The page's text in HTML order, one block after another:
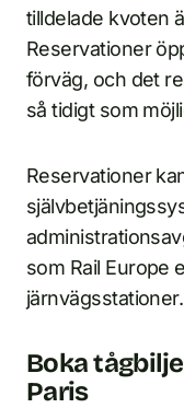
tilldelade kvoten
Reservationer
förväg, och det
så tidigt som
Reservationer
som Rail Europe
järnvägsstationer.
Boka
Paris